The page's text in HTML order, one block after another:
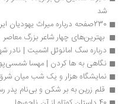
شد
230صفحه درباره میراث یهودیان ایران
بهترین‌های چهار شاعر بزرگ معاصر
درباره سگ امانوئل اشمیت | نادر
نگاهی به ها کردن | مهسا
نمایشگاه هزار و یک شب میان شرق
قلم زرین به بر شکن و بی‌نام پدر